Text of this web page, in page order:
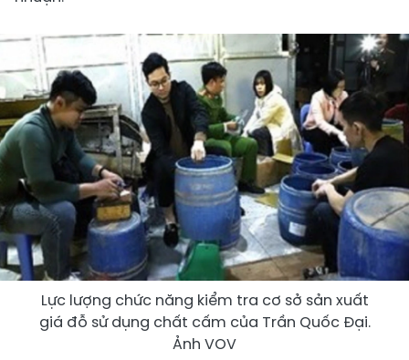
Lực lượng chức năng kiểm tra cơ sở sản xuất
giá đỗ sử dụng chất cấm của Trần Quốc Đại.
Ảnh VOV